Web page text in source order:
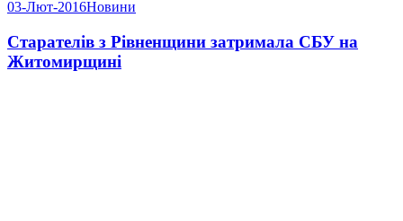
03-Лют-2016Новини
Старателів з Рівненщини затримала СБУ на
Житомирщині